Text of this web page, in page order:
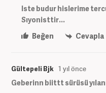
Iste budur hislerime
Sıyonisttir...
Beğen
Cevapla
Gültepeli Bjk 1 yıl önce
Geberinn biittt sürüsü